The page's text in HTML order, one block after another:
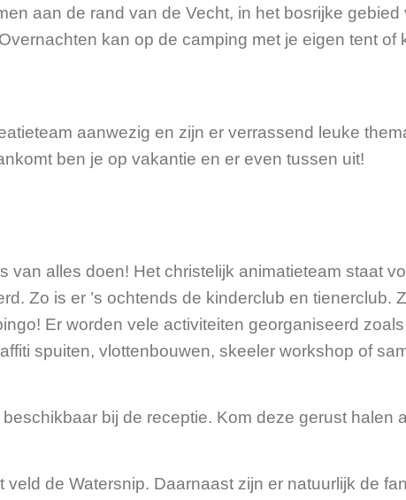
aan de rand van de Vecht, in het bosrijke
kan op de camping met je eigen tent
aanwezig en zijn er verrassend leuke
ben je op vakantie en er even tussen uit!
alles doen! Het christelijk animatieteam staat
Zo is er ’s ochtends de kinderclub en tienerclub.
Er worden vele activiteiten georganiseerd
spuiten, vlottenbouwen, skeeler workshop of
bij de receptie. Kom deze gerust halen
de Watersnip. Daarnaast zijn er natuurlijk de